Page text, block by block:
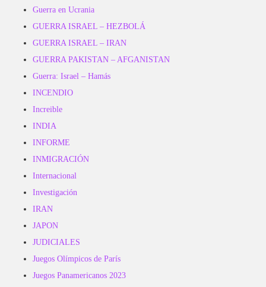
Guerra en Ucrania
GUERRA ISRAEL – HEZBOLÁ
GUERRA ISRAEL – IRAN
GUERRA PAKISTAN – AFGANISTAN
Guerra: Israel – Hamás
INCENDIO
Increible
INDIA
INFORME
INMIGRACIÓN
Internacional
Investigación
IRAN
JAPON
JUDICIALES
Juegos Olímpicos de París
Juegos Panamericanos 2023